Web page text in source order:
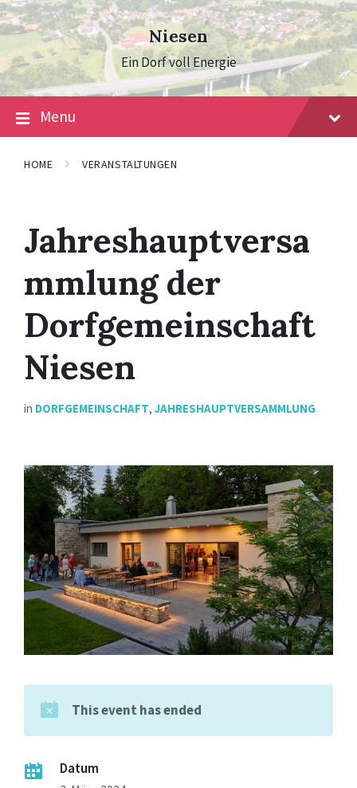
Skip
to
content
Skip
to
main
navigation
Skip
to
footer
Niesen
Ein Dorf voll Energie
Menu
HOME VERANSTALTUNGEN
Jahreshauptversa
mmlung der
Dorfgemeinschaft
Niesen
in DORFGEMEINSCHAFT, JAHRESHAUPTVERSAMMLUNG
This event has ended
Datum